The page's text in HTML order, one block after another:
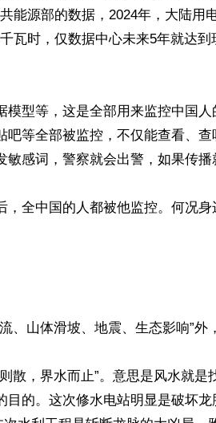
能源部的数据，2024年，大陆用
千瓦时，仅数据中心未来5年就达
模型等，这是全部用来监控中国
吧等全部被监控，不仅能查看、
感词，警察就会出警，如果传播
，全中国的人都被他监控。何况
、山体滑坡、地震、生态影响”外
散，界水而止”。意思是风水就是
的。这次修水电站明显是破坏龙